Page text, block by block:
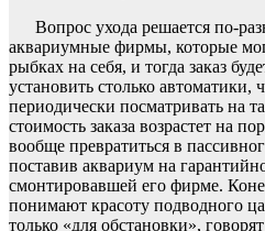
Вопрос ухода решается по-
аквариумные фирмы, которые
рыбках на себя, и тогда заказ
установить столько автоматики,
периодически посматривать на
стоимость заказа возрастет на
вообще превратиться в
поставив аквариум на
смонтировавшей его фирме.
понимают красоту подводного
только «для обстановки»,